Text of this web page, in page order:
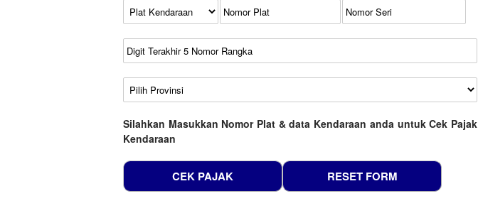
Kode Plat Kendaraan
No Plat
No Seri
No Rangka
Wilayah
Silahkan Masukkan Nomor Plat & data Kendaraan anda untuk Cek Pajak
Kendaraan